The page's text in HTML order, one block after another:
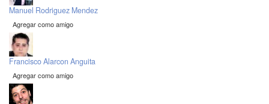
Manuel Rodriguez Mendez
Agregar como amigo
Francisco Alarcon Anguita
Agregar como amigo